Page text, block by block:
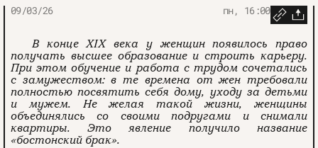
09/03/26 пн, 16:00
В конце XIX века у женщин появилось право
получать высшее образование и строить карьеру.
При этом обучение и работа с трудом сочетались
с замужеством: в те времена от жен требовали
полностью посвятить себя дому, уходу за детьми
и мужем. Не желая такой жизни, женщины
объединялись со своими подругами и снимали
квартиры. Это явление получило название
«бостонский брак».